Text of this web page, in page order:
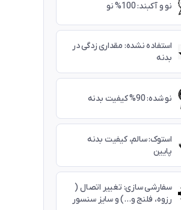
نو و آکبند: 100% نو
استفاده نشده: مقداری زدگی در
بدنه
نو شده: 90% کیفیت بدنه
استوک: سالم، کیفیت بدنه
پایین
سفارشی سازی: تغییر اتصال (
رزوه، فلنج و...) و سایز سنسور